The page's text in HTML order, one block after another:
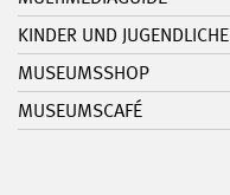
KINDER UND JUGENDLICHE
MUSEUMSSHOP
MUSEUMSCAFÉ